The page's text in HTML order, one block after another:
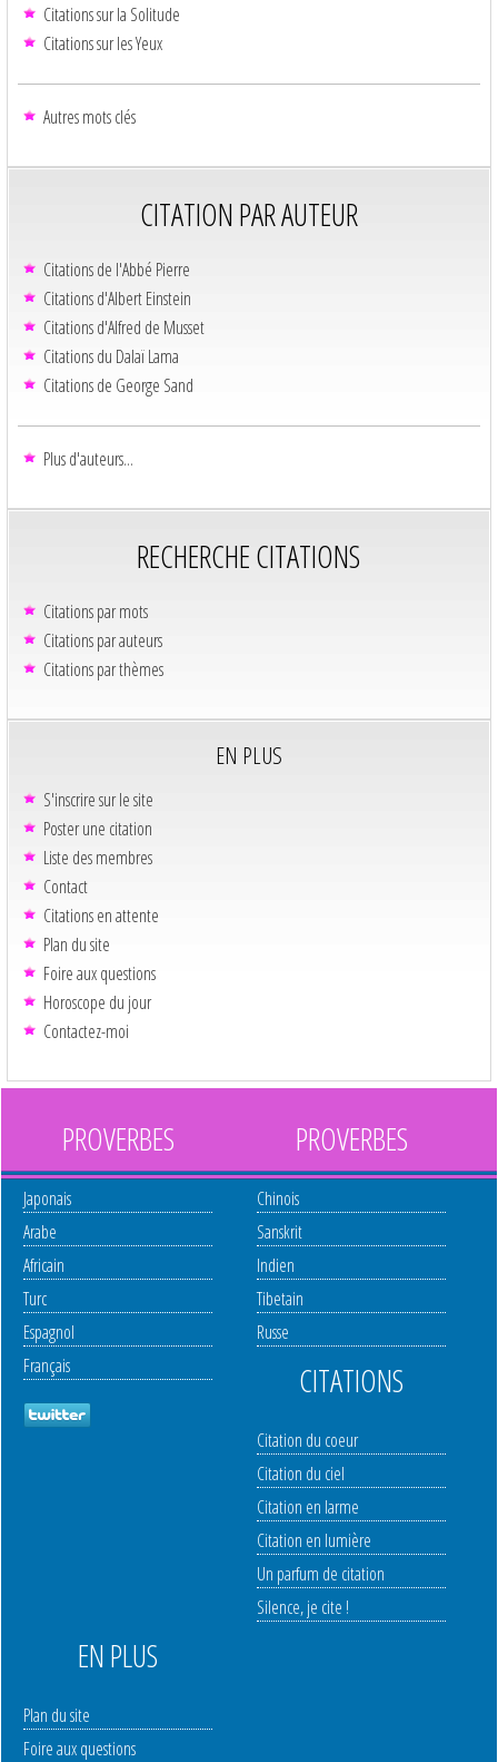
Citations sur la Solitude
Citations sur les Yeux
Autres mots clés
CITATION PAR AUTEUR
Citations de l'Abbé Pierre
Citations d'Albert Einstein
Citations d'Alfred de Musset
Citations du Dalaï Lama
Citations de George Sand
Plus d'auteurs...
RECHERCHE CITATIONS
Citations par mots
Citations par auteurs
Citations par thèmes
EN PLUS
S'inscrire sur le site
Poster une citation
Liste des membres
Contact
Citations en attente
Plan du site
Foire aux questions
Horoscope du jour
Contactez-moi
PROVERBES
Japonais
Arabe
Africain
Turc
Espagnol
Français
PROVERBES
Chinois
Sanskrit
Indien
Tibetain
Russe
CITATIONS
Citation du coeur
Citation du ciel
Citation en larme
Citation en lumière
Un parfum de citation
Silence, je cite !
EN PLUS
Plan du site
Foire aux questions